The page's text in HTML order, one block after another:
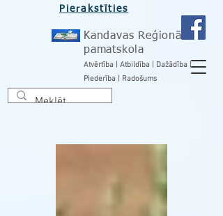
Pierakstīties
Kandavas Reģionālā
pamatskola
Atvērtība | Atbildība | Dažādība |
Piederība | Radošums